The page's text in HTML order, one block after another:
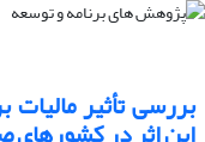
بررسی تأثیر